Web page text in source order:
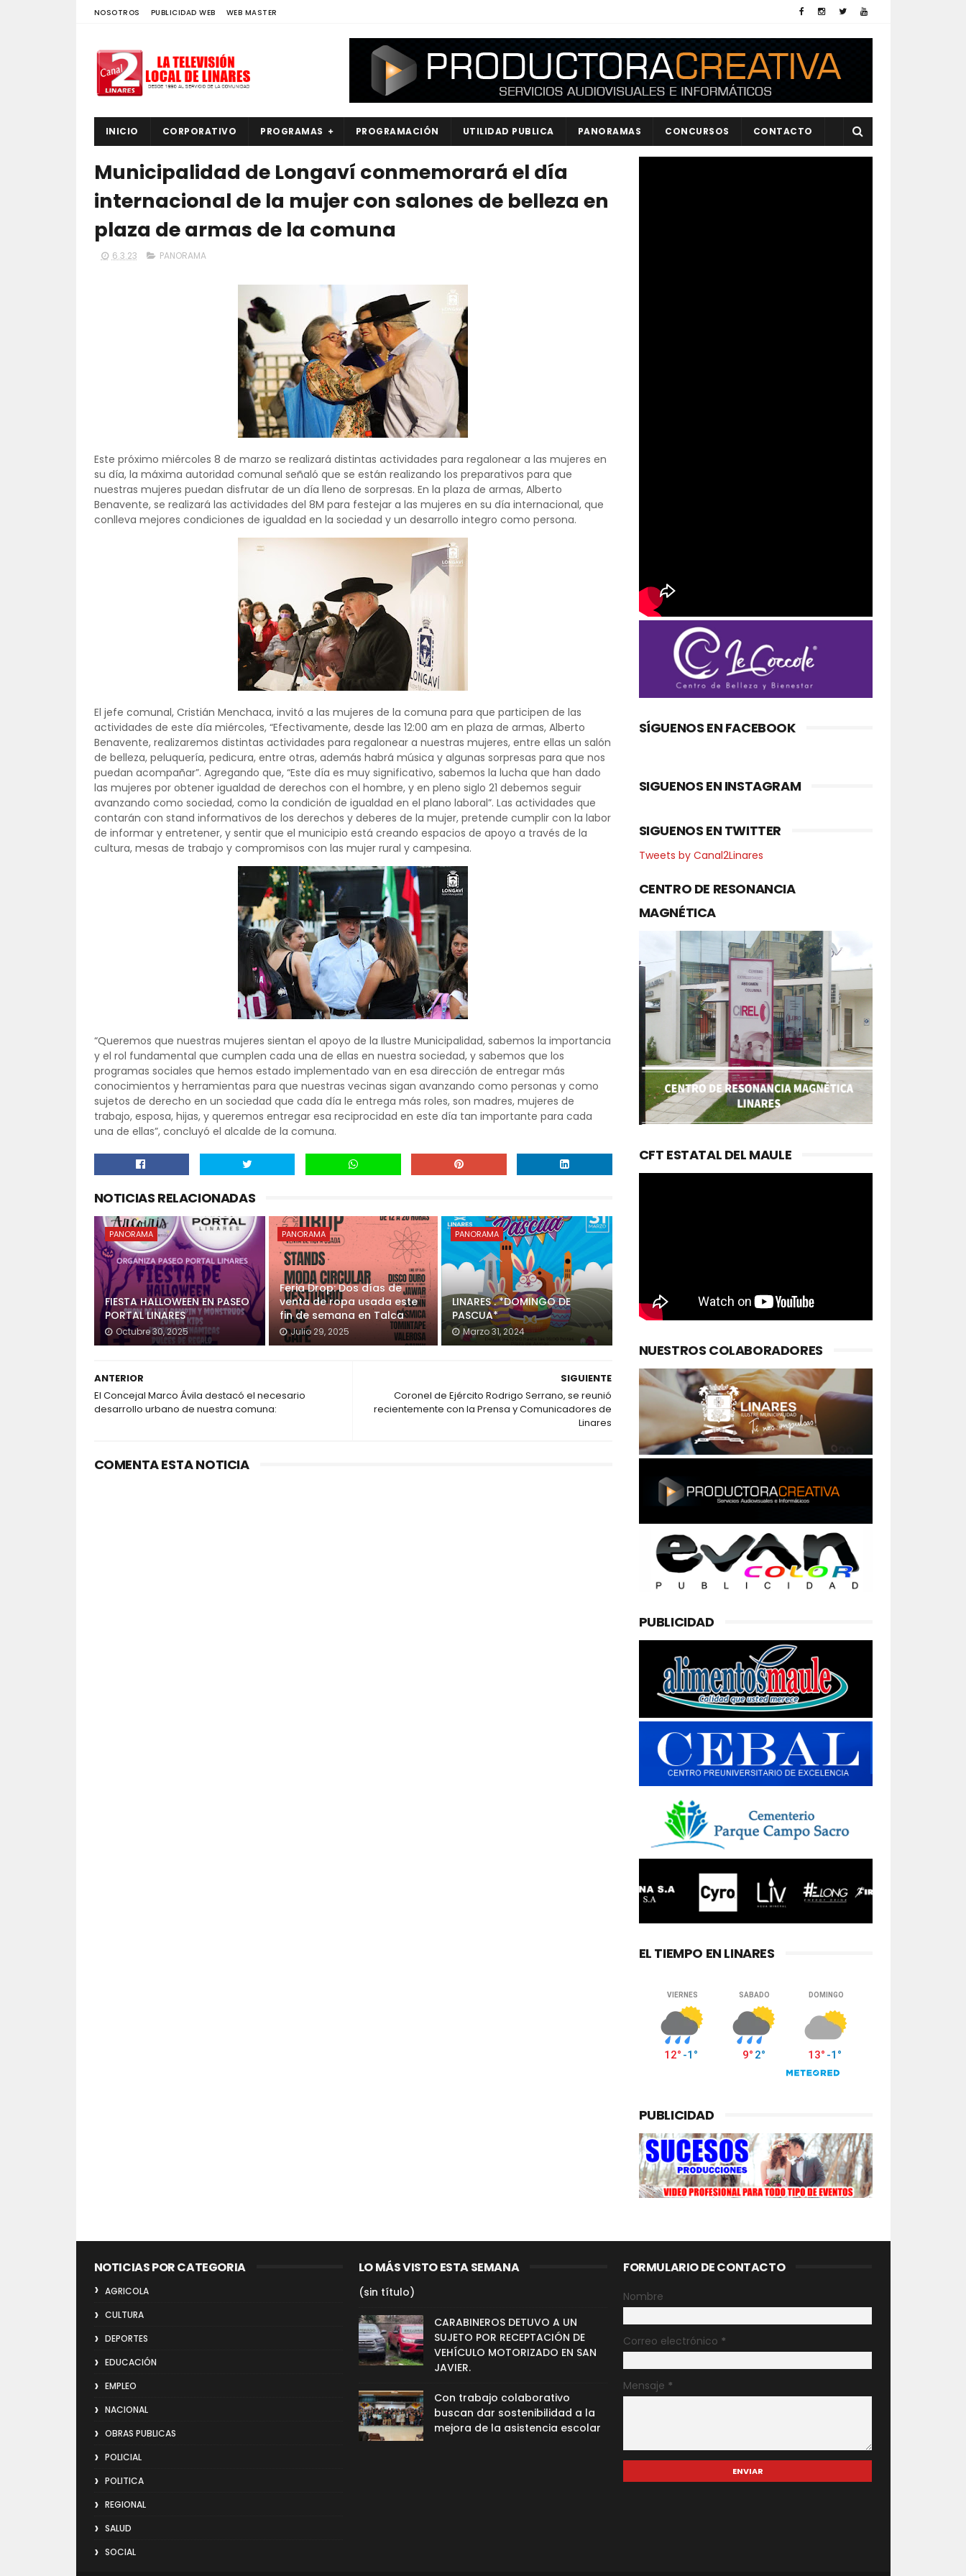
NOSOTROS PUBLICIDAD WEB WEB MASTER
INICIO CORPORATIVO PROGRAMAS PROGRAMACIÓN UTILIDAD PUBLICA PANORAMAS CONCURSOS CONTACTO
Municipalidad de Longaví conmemorará el día
internacional de la mujer con salones de belleza en
plaza de armas de la comuna
6.3.23 PANORAMA
Este próximo miércoles 8 de marzo se realizará distintas actividades para regalonear a las mujeres en
su día, la máxima autoridad comunal señaló que se están realizando los preparativos para que
nuestras mujeres puedan disfrutar de un día lleno de sorpresas. En la plaza de armas, Alberto
Benavente, se realizará las actividades del 8M para festejar a las mujeres en su día internacional, que
conlleva mejores condiciones de igualdad en la sociedad y un desarrollo integro como persona.
El jefe comunal, Cristián Menchaca, invitó a las mujeres de la comuna para que participen de las
actividades de este día miércoles, “Efectivamente, desde las 12:00 am en plaza de armas, Alberto
Benavente, realizaremos distintas actividades para regalonear a nuestras mujeres, entre ellas un salón
de belleza, peluquería, pedicura, entre otras, además habrá música y algunas sorpresas para que nos
puedan acompañar”. Agregando que, “Este día es muy significativo, sabemos la lucha que han dado
las mujeres por obtener igualdad de derechos con el hombre, y en pleno siglo 21 debemos seguir
avanzando como sociedad, como la condición de igualdad en el plano laboral”. Las actividades que
contarán con stand informativos de los derechos y deberes de la mujer, pretende cumplir con la labor
de informar y entretener, y sentir que el municipio está creando espacios de apoyo a través de la
cultura, mesas de trabajo y compromisos con las mujer rural y campesina.
“Queremos que nuestras mujeres sientan el apoyo de la Ilustre Municipalidad, sabemos la importancia
y el rol fundamental que cumplen cada una de ellas en nuestra sociedad, y sabemos que los
programas sociales que hemos estado implementado van en esa dirección de entregar más
conocimientos y herramientas para que nuestras vecinas sigan avanzando como personas y como
sujetos de derecho en un sociedad que cada día le entrega más roles, son madres, mujeres de
trabajo, esposa, hijas, y queremos entregar esa reciprocidad en este día tan importante para cada
una de ellas”, concluyó el alcalde de la comuna.
NOTICIAS RELACIONADAS
PANORAMA
FIESTA HALLOWEEN EN PASEO
PORTAL LINARES
Octubre 30, 2025
PANORAMA
Feria Drop: Dos días de
venta de ropa usada este
fin de semana en Talca
Julio 29, 2025
PANORAMA
LINARES . *DOMINGO DE
PASCUA*
Marzo 31, 2024
SIGUIENTE
Coronel de Ejército Rodrigo Serrano, se reunió
recientemente con la Prensa y Comunicadores de
Linares
ANTERIOR
El Concejal Marco Ávila destacó el necesario
desarrollo urbano de nuestra comuna:
COMENTA ESTA NOTICIA
SÍGUENOS EN FACEBOOK
SIGUENOS EN INSTAGRAM
SIGUENOS EN TWITTER
Tweets by Canal2Linares
CENTRO DE RESONANCIA
MAGNÉTICA
CFT ESTATAL DEL MAULE
NUESTROS COLABORADORES
PUBLICIDAD
EL TIEMPO EN LINARES
PUBLICIDAD
NOTICIAS POR CATEGORIA
AGRICOLA
CULTURA
DEPORTES
EDUCACIÓN
EMPLEO
NACIONAL
OBRAS PUBLICAS
POLICIAL
POLITICA
REGIONAL
SALUD
SOCIAL
LO MÁS VISTO ESTA SEMANA
(sin título)
CARABINEROS DETUVO A UN
SUJETO POR RECEPTACIÓN DE
VEHÍCULO MOTORIZADO EN SAN
JAVIER.
Con trabajo colaborativo
buscan dar sostenibilidad a la
mejora de la asistencia escolar
FORMULARIO DE CONTACTO
Nombre
Correo electrónico *
Mensaje *